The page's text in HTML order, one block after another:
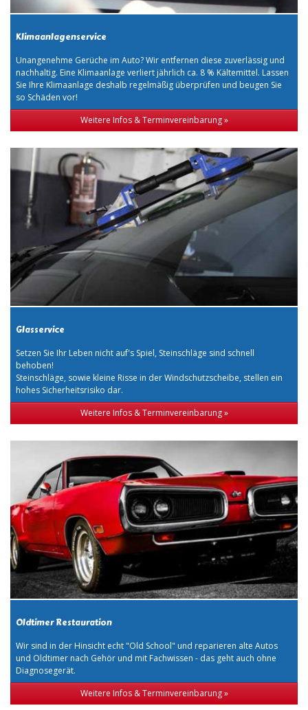
Klimaanlagenservice
Unangenehme Gerüche im Auto? Wir entfernen diese zuverlässig und
nachhaltig. Eine Klimaanlage verliert jährlich ca. 8 % Kältemittel. Lassen
Sie Ihre Klimaanlage deshalb regelmäßig überprüfen und beugen Sie
so Schäden vor!
Weitere Infos & Terminvereinbarung »
Glasservice
Setzen Sie Ihr Leben nicht auf's Spiel, Steinschläge sind schnell
behoben!
Steinschläge, sowie kleine Risse in der Windschutzscheibe, stellen ein
hohes Sicherheitsrisiko dar.
Weitere Infos & Terminvereinbarung »
Oldtimer Restauration
Wir sind in der Hinsicht echt "Old School" und reparieren alte Autos
und Oldtimer nach Gehör und mit Fachwissen - das geht auch ohne
Diagnosegerät.
Weitere Infos & Terminvereinbarung »